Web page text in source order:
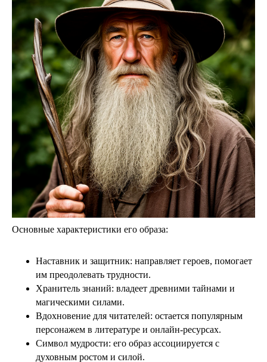
Основные характеристики его образа:
Наставник и защитник: направляет героев, помогает
им преодолевать трудности.
Хранитель знаний: владеет древними тайнами и
магическими силами.
Вдохновение для читателей: остается популярным
персонажем в литературе и онлайн-ресурсах.
Символ мудрости: его образ ассоциируется с
духовным ростом и силой.